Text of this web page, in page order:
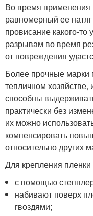
Во время применения
равномерный ее
провисание какого-то
разрывам во время
от повреждения
Более прочные марки
тепличном
способны
практически без
их можно
компенсировать
относительно других
Для крепления
с помощью
набивают поверх
гвоздями;